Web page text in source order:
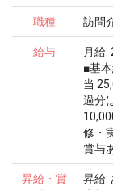
職種 訪問
給与
月給:
■基
当
過分
修・
賞与
昇給・賞
昇給: